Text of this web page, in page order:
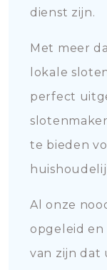
dienst zijn.
Met meer
lokale
perfect
te bieden
Al onze
opgeleid
van zijn dat